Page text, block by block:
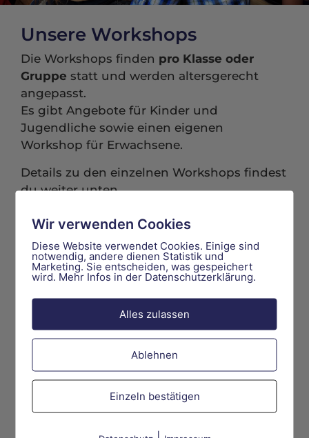
Unsere Workshops
Die Workshops finden pro Klasse oder
Gruppe statt und werden altersgerecht
angepasst.
Es gibt Angebote für Kinder und
Jugendliche sowie einen eigenen
Workshop für Erwachsene.
Details zu den einzelnen Workshops findest
du weiter unten.
Themen, die wir ansprechen
Selbstdarstellung und Realität
Vergleichsdruck und Selbstwert
Umgang mit Hate, Mobbing und
verletzenden Kommentaren
Fake News und Desinformation
Wir verwenden Cookies
Diese Website verwendet Cookies. Einige sind
notwendig, andere dienen Statistik und
Marketing. Sie entscheiden, was gespeichert
wird. Mehr Infos in der Datenschutzerklärung.
Alles zulassen
Ablehnen
Einzeln bestätigen